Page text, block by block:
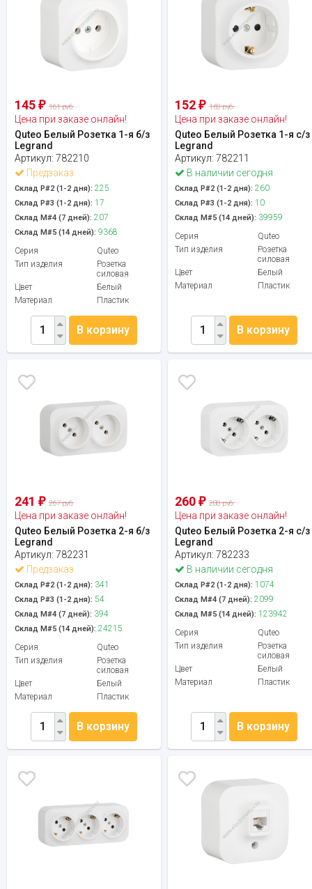
145 ₽ 161 руб.
Цена при заказе онлайн!
Quteo Белый Розетка 1-я б/з
Legrand
Артикул: 782210
Предзаказ
Склад Р#2 (1-2 дня): 225
Склад Р#3 (1-2 дня): 17
Склад М#4 (7 дней): 207
Склад М#5 (14 дней): 9368
Серия
Quteo
Тип изделия
Розетка
силовая
Цвет
Белый
Материал
Пластик
В корзину
152₽ 168 руб.
Цена при заказе онлайн!
Quteo Белый Розетка 1-я с/з
Legrand
Артикул:782211
В наличии сегодня
Склад Р#2 (1-2 дня): 260
Склад Р#3 (1-2 дня): 10
Склад М#5 (14 дней): 39959
Серия
Quteo
Тип изделия
Розетка
силовая
Цвет
Белый
Материал
Пластик
В корзину
241 ₽ 267 руб.
Цена при заказе онлайн!
Quteo Белый Розетка 2-я б/з
Legrand
Артикул: 782231
Предзаказ
Склад Р#2 (1-2 дня): 341
Склад Р#3 (1-2 дня): 54
Склад М#4 (7 дней): 394
Склад М#5 (14 дней): 24215
Серия
Quteo
Тип изделия
Розетка
силовая
Цвет
Белый
Материал
Пластик
В корзину
260₽ 288 руб.
Цена при заказе онлайн!
Quteo Белый Розетка 2-я с/з
Legrand
Артикул:782233
В наличии сегодня
Склад Р#2 (1-2 дня): 1074
Склад М#4 (7 дней): 2099
Склад М#5 (14 дней): 123942
Серия
Quteo
Тип изделия
Розетка
силовая
Цвет
Белый
Материал
Пластик
В корзину